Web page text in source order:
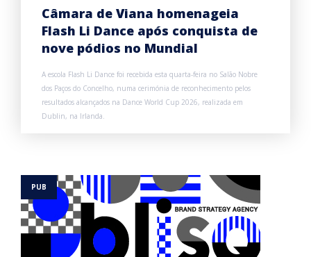
Câmara de Viana homenageia
Flash Li Dance após conquista de
nove pódios no Mundial
A escola Flash Li Dance foi recebida esta quarta-feira no Salão Nobre
dos Paços do Concelho, numa cerimónia de reconhecimento pelos
resultados alcançados na Dance World Cup 2026, realizada em
Dublin, na Irlanda.